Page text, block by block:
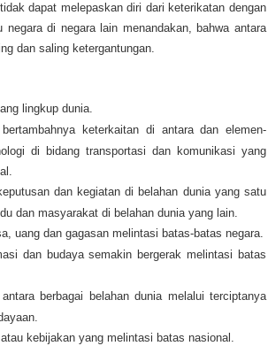
dapat melepaskan diri dari keterikatan dengan
di negara lain menandakan, bahwa antara
dan saling ketergantungan.
lingkup dunia.
keterkaitan di antara dan elemen-
di bidang transportasi dan komunikasi yang
dan kegiatan di belahan dunia yang satu
dan masyarakat di belahan dunia yang lain.
uang dan gagasan melintasi batas-batas negara.
dan budaya semakin bergerak melintasi batas
berbagai belahan dunia melalui terciptanya
kebijakan yang melintasi batas nasional.